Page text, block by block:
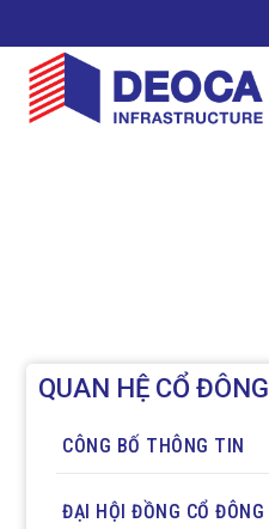
QUAN HỆ CỔ ĐÔNG
CÔNG BỐ THÔNG TIN
ĐẠI HỘI ĐỒNG CỔ ĐÔNG